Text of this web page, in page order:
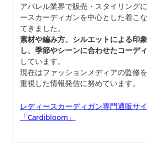
アパレル業界で販売・スタイリング
ースカーディガンを中心とした着こ
てきました。
素材や編み方、シルエットによる印
し、季節やシーンに合わせたコーデ
しています。
現在はファッションメディアの監修
重視した情報発信に努めています。
レディースカーディガン専門通販サ
「Cardibloom」